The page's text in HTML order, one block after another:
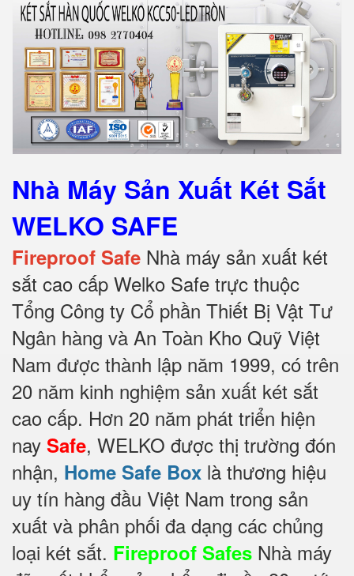
Nhà Máy Sản Xuất Két Sắt
WELKO SAFE
Fireproof Safe Nhà máy sản xuất két
sắt cao cấp Welko Safe trực thuộc
Tổng Công ty Cổ phần Thiết Bị Vật Tư
Ngân hàng và An Toàn Kho Quỹ Việt
Nam được thành lập năm 1999, có trên
20 năm kinh nghiệm sản xuất két sắt
cao cấp. Hơn 20 năm phát triển hiện
nay Safe, WELKO được thị trường đón
nhận, Home Safe Box là thương hiệu
uy tín hàng đầu Việt Nam trong sản
xuất và phân phối đa dạng các chủng
loại két sắt. Fireproof Safes Nhà máy